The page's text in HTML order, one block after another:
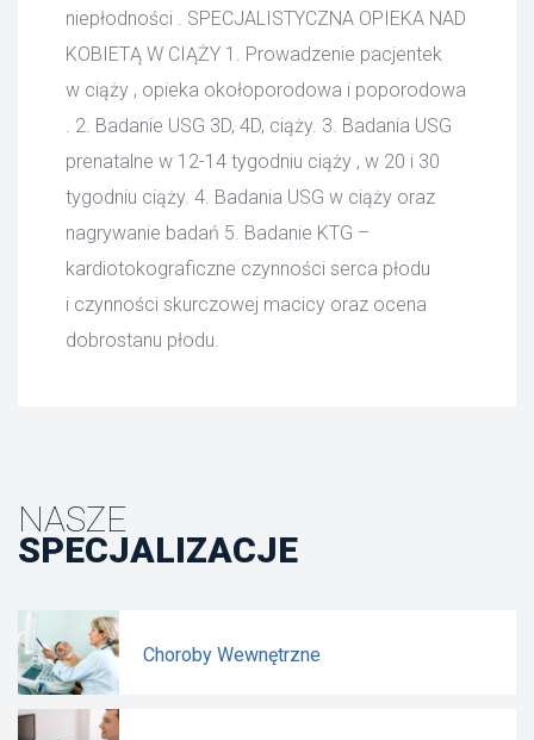
niepłodności . SPECJALISTYCZNA OPIEKA NAD
KOBIETĄ W CIĄŻY 1. Prowadzenie pacjentek
w ciąży , opieka okołoporodowa i poporodowa
. 2. Badanie USG 3D, 4D, ciąży. 3. Badania USG
prenatalne w 12-14 tygodniu ciąży , w 20 i 30
tygodniu ciąży. 4. Badania USG w ciąży oraz
nagrywanie badań 5. Badanie KTG –
kardiotokograficzne czynności serca płodu
i czynności skurczowej macicy oraz ocena
dobrostanu płodu.
NASZE
SPECJALIZACJE
Choroby Wewnętrzne